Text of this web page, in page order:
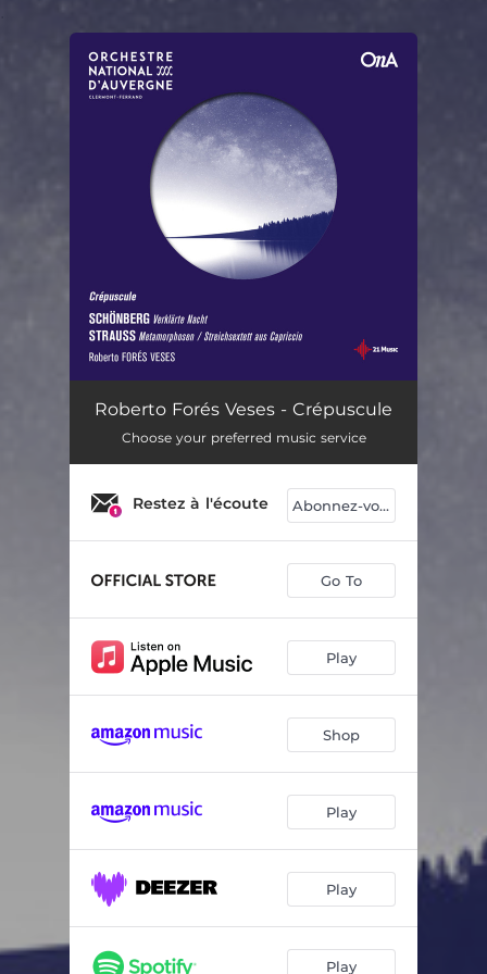
You're all set!
Roberto Forés Veses - Crépuscule
Choose your preferred music service
Restez à l'écoute Abonnez-vous
Go To
Play
Shop
Play
Play
Play